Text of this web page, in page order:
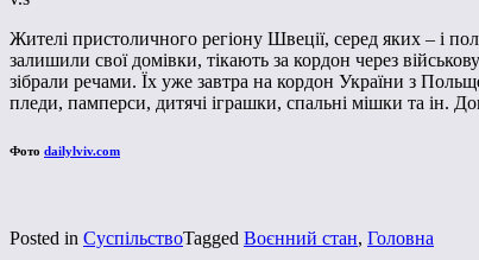
Жителі пристоличного регіону Швеції, серед яких – і
залишили свої домівки, тікають за кордон через
зібрали речами. Їх уже завтра на кордон України з
пледи, памперси, дитячі іграшки, спальні мішки та ін.
Фото dailylviv.com
Posted in СуспільствоTagged Воєнний стан, Головна